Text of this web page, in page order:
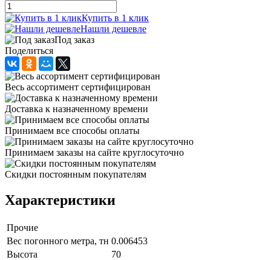
Купить в 1 клик
Нашли дешевле
Под заказ
Поделиться
Весь ассортимент сертифицирован
Доставка к назначенному времени
Принимаем все способы оплаты
Принимаем заказы на сайте круглосуточно
Скидки постоянным покупателям
Характеристики
Прочие
Вес погонного метра, тн 0.006453
Высота
70